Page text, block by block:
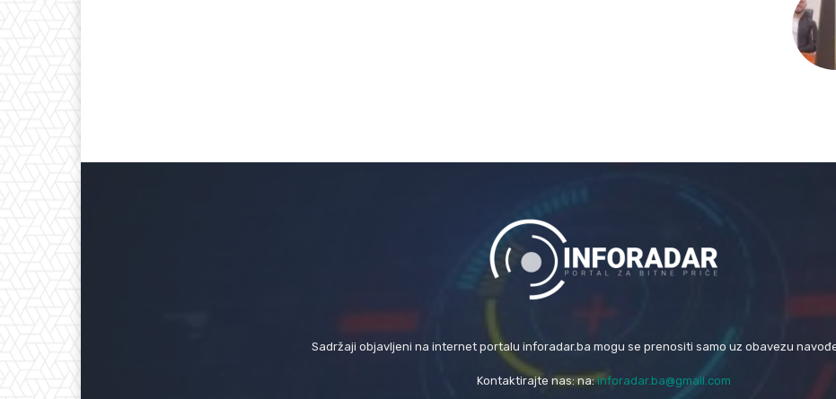
Sadržaji objavljeni na internet portalu inforadar.ba mogu se prenositi samo uz obavezu
Kontaktirajte nas: na:inforadar.ba@gmail.com